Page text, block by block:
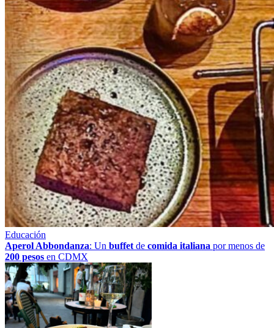
Educación
Aperol Abbondanza: Un buffet de comida italiana por menos de
200 pesos en CDMX